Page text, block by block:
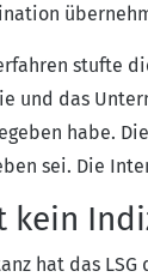
stufte
und das
habe.
sei. Die
kein
hat das